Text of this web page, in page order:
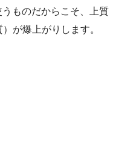
ものだからこそ、上質
が爆上がりします。